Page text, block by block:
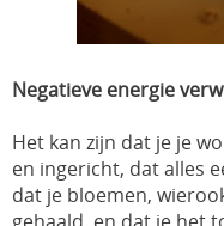
Negatieve energie
Het kan zijn dat je je
en ingericht, dat alles
dat je bloemen,